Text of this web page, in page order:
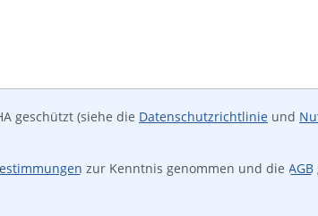
geschützt (siehe die Datenschutzrichtlinie und
zur Kenntnis genommen und die AGB